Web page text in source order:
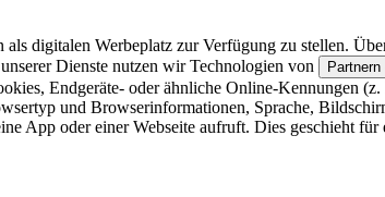
digitalen Werbeplatz zur Verfügung zu stellen.
Dienste nutzen wir Technologien von Partnern
Endgeräte- oder ähnliche Online-Kennungen
und Browserinformationen, Sprache,
App oder einer Webseite aufruft. Dies geschieht für